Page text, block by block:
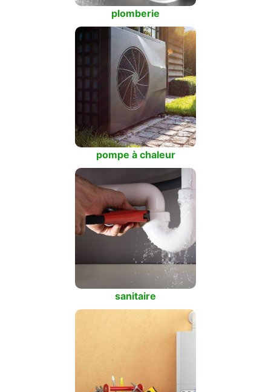
plomberie
pompe à chaleur
sanitaire